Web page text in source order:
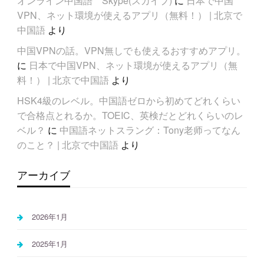
VPN、ネット環境が使えるアプリ（無料！） | 北京で
中国語より
中国VPNの話。VPN無しでも使えるおすすめアプリ。
に 日本で中国VPN、ネット環境が使えるアプリ（無
料！） | 北京で中国語より
HSK4級のレベル。中国語ゼロから初めてどれくらい
で合格点とれるか。TOEIC、英検だとどれくらいのレ
ベル？ に 中国語ネットスラング：Tony老师ってなん
のこと？ | 北京で中国語より
アーカイブ
2026年1月
2025年1月